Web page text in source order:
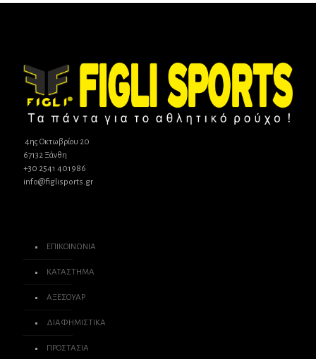
4ης Οκτωβρίου 20
67132 Ξάνθη
+30 2541 401986
info@figlisports.gr
ΕΠΙΚΟΙΝΩΝΙΑ
ΚΑΤΑΣΤΗΜΑ
ΑΞΕΣΟΥΑΡ
ΔΙΑΦΗΜΙΣΤΙΚΑ
ΠΡΟΣΤΑΣΙΑ